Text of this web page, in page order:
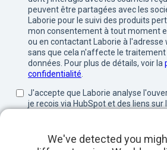
We've detected you